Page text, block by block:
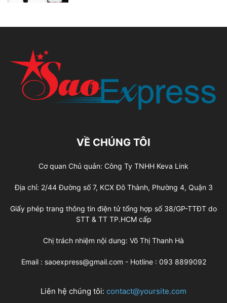
VỀ CHÚNG TÔI
Cơ quan Chủ quản: Công Ty TNHH Keva Link
Địa chỉ: 2/44 Đường số 7, KCX Đô Thành, Phường 4, Quận 3
Giấy phép trang thông tin điện tử tổng hợp số 38/GP-TTĐT do
STT & TT TP.HCM cấp
Chị trách nhiệm nội dung: Võ Thị Thanh Hà
Email : saoexpress@gmail.com - Hotline : 093 8899092
Liên hệ chúng tôi: contact@yoursite.com